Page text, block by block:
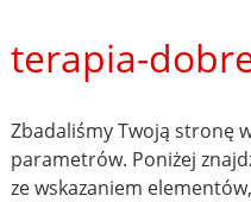
terapia-
Zbadaliśmy Twoją stronę
parametrów. Poniżej
ze wskazaniem